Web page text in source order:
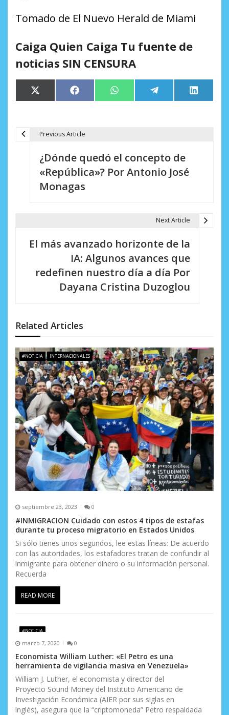
Tomado de El Nuevo Herald de Miami
Caiga Quien Caiga Tu fuente de
noticias SIN CENSURA
Compartir
en
X
(Twitter)
Compartir
en
Facebook Compartir
en
WhatsApp Compartir
en
Telegram
en
LinkedIn
d
e
e
n
t
r
a
d
a
s
Previous Article
¿Dónde quedó el concepto de
«República»? Por Antonio José
Monagas
Next Article
El más avanzado horizonte de la
IA: Algunos avances que
redefinen nuestro día a día Por
Dayana Cristina Duzoglou
Related Articles
#NOTICIA INTERNACIONALES
septiembre 23, 2023 0
#INMIGRACION Cuidado con estos 4 tipos de estafas
durante tu proceso migratorio en Estados Unidos
Si sólo tienes unos segundos, lee estas líneas: De acuerdo
con las autoridades, los estafadores tratan de confundir al
inmigrante para obtener dinero o su información personal.
Recuerda
READ MORE
#NOTICIA
marzo 7, 2020 0
Economista William Luther: «El Petro es una
herramienta de vigilancia masiva en Venezuela»
William J. Luther, el economista y director del
Proyecto Sound Money del Instituto Americano de
Investigación Económica (AIER por sus siglas en
inglés), asegura que la “criptomoneda” Petro respaldada